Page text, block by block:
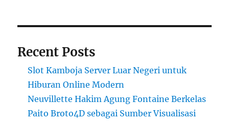
Recent Posts
Slot Kamboja Server Luar Negeri untuk
Hiburan Online Modern
Neuvillette Hakim Agung Fontaine Berkelas
Paito Broto4D sebagai Sumber Visualisasi